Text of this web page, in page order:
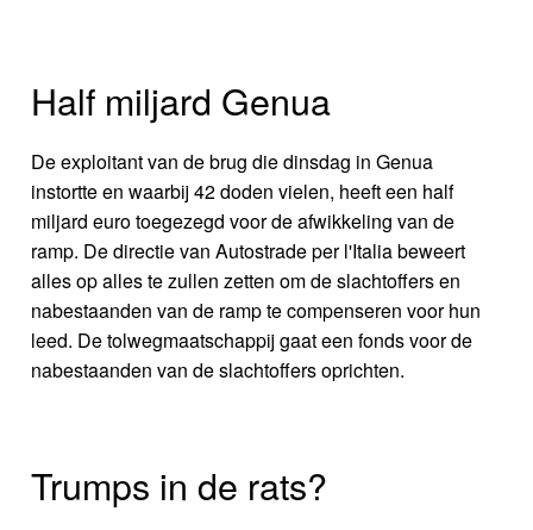
Half miljard Genua
De exploitant van de brug die dinsdag in Genua
instortte en waarbij 42 doden vielen, heeft een half
miljard euro toegezegd voor de afwikkeling van de
ramp. De directie van Autostrade per l'Italia beweert
alles op alles te zullen zetten om de slachtoffers en
nabestaanden van de ramp te compenseren voor hun
leed. De tolwegmaatschappij gaat een fonds voor de
nabestaanden van de slachtoffers oprichten.
Trumps in de rats?